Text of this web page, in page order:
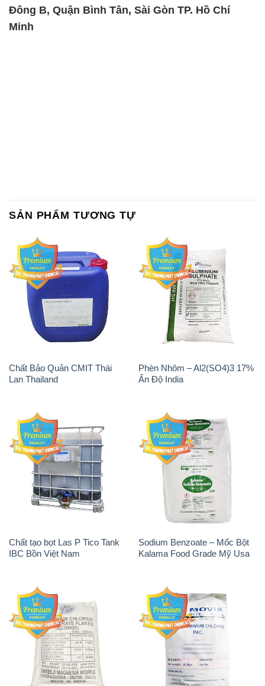
Đông B, Quận Bình Tân, Sài Gòn TP. Hồ Chí
Minh
SẢN PHẨM TƯƠNG TỰ
Chất Bảo Quản CMIT Thái
Lan Thailand
Phèn Nhôm – Al2(SO4)3 17%
Ấn Độ India
Chất tạo bọt Las P Tico Tank
IBC Bồn Việt Nam
Sodium Benzoate – Mốc Bột
Kalama Food Grade Mỹ Usa